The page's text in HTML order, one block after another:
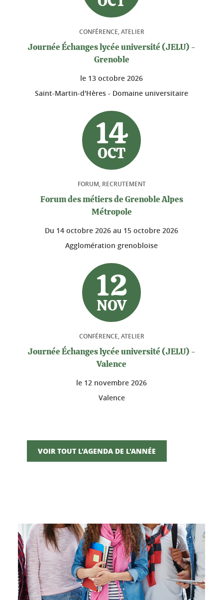
CONFÉRENCE, ATELIER
Journée Échanges lycée université (JELU) -
Grenoble
le 13 octobre 2026
Saint-Martin-d'Hères - Domaine universitaire
14
OCT
FORUM, RECRUTEMENT
Forum des métiers de Grenoble Alpes
Métropole
Du 14 octobre 2026 au 15 octobre 2026
Agglomération grenobloise
12
NOV
CONFÉRENCE, ATELIER
Journée Échanges lycée université (JELU) -
Valence
le 12 novembre 2026
Valence
VOIR TOUT L'AGENDA DE L'ANNÉE